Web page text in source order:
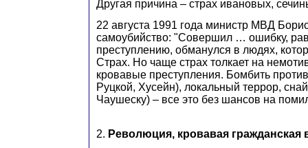
Другая причина – страх ивановых,
22 августа 1991 года министр МВД
самоубийство: "Совершил … ошибку,
преступлению, обманулся в людях,
Страх. Но чаще страх толкает на
кровавые преступления. Бомбить
Руцкой, Хусейн), локальный террор,
Чаушеску) – все это без шансов на
2. Революция, кровавая гражданская